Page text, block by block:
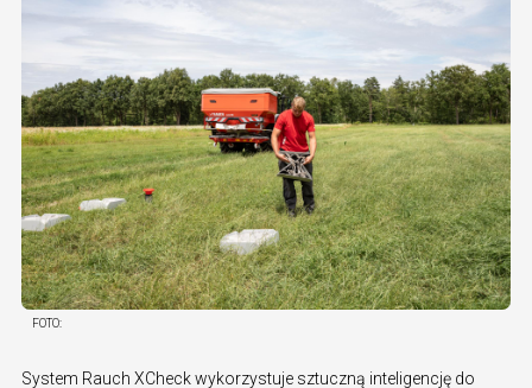
FOTO:
System Rauch XCheck wykorzystuje sztuczną inteligencję do